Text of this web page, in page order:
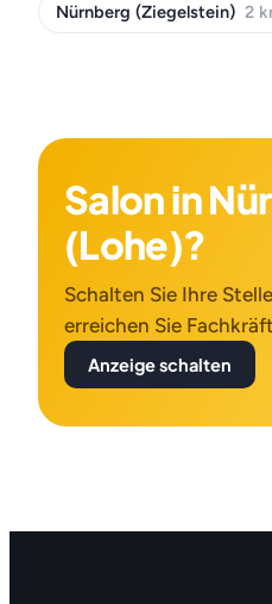
Nürnberg (Ziegelstein) 2
Salon in
(Lohe)?
Schalten Sie Ihre
erreichen Sie
Anzeige schalten